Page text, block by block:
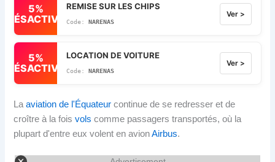
5%
DÉSACTIVÉ
REMISE SUR LES CHIPS
NARENAS
Ver >
5%
DÉSACTIVÉ
LOCATION DE VOITURE
NARENAS
Ver >
Laaviation de l'Équateur continue de se redresser et de
croître à la foisvols comme passagers transportés, où la
plupart d'entre eux volent en avionAirbus.